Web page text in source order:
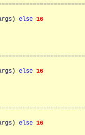
) else 16
) else 16
) else 16